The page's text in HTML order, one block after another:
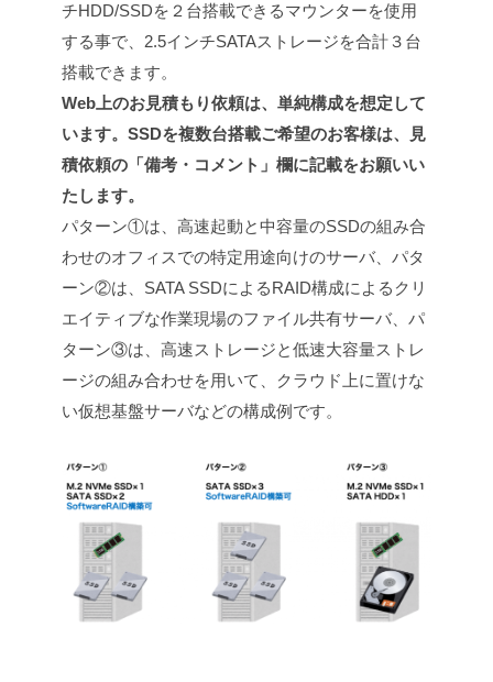
チHDD/SSDを２台搭載できるマウンターを使用
する事で、2.5インチSATAストレージを合計３台
搭載できます。
Web上のお見積もり依頼は、単純構成を想定して
います。SSDを複数台搭載ご希望のお客様は、見
積依頼の「備考・コメント」欄に記載をお願いい
たします。
パターン①は、高速起動と中容量のSSDの組み合
わせのオフィスでの特定用途向けのサーバ、パタ
ーン②は、SATA SSDによるRAID構成によるクリ
エイティブな作業現場のファイル共有サーバ、パ
ターン③は、高速ストレージと低速大容量ストレ
ージの組み合わせを用いて、クラウド上に置けな
い仮想基盤サーバなどの構成例です。